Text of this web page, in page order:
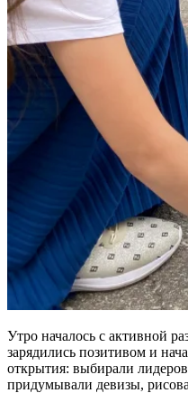
Утро началось с активной
зарядились позитивом и
открытия: выбирали
придумывали девизы,